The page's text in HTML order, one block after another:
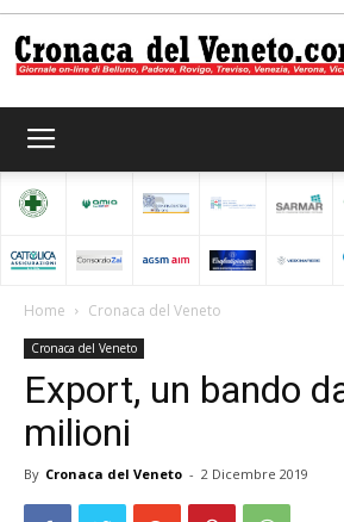
del
Home Cronaca del Veneto
Cronaca del Veneto
Export, un bando
milioni
By Cronaca del Veneto - 2 Dicembre 2019